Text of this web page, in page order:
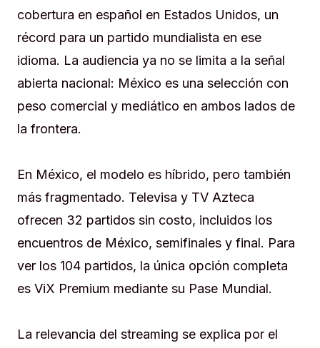
cobertura en español en Estados Unidos, un
récord para un partido mundialista en ese
idioma. La audiencia ya no se limita a la señal
abierta nacional: México es una selección con
peso comercial y mediático en ambos lados de
la frontera.
En México, el modelo es híbrido, pero también
más fragmentado. Televisa y TV Azteca
ofrecen 32 partidos sin costo, incluidos los
encuentros de México, semifinales y final. Para
ver los 104 partidos, la única opción completa
es ViX Premium mediante su Pase Mundial.
La relevancia del streaming se explica por el